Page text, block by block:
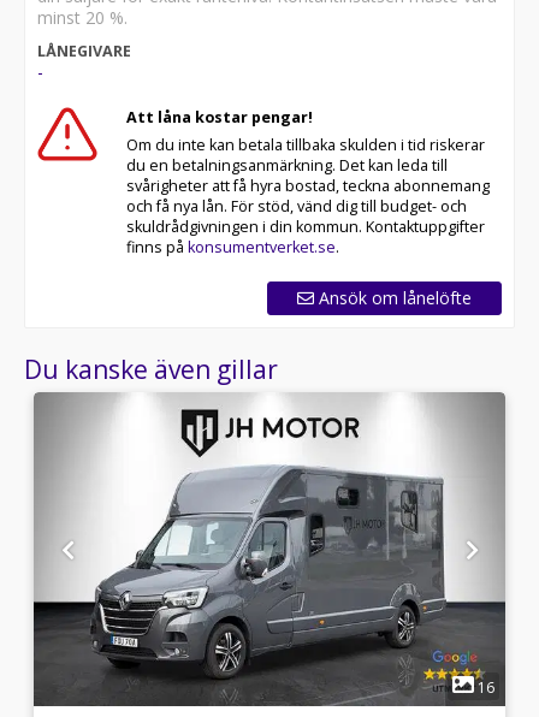
minst 20 %.
LÅNEGIVARE
-
Att låna kostar pengar!
Om du inte kan betala tillbaka skulden i tid riskerar
du en betalningsanmärkning. Det kan leda till
svårigheter att få hyra bostad, teckna abonnemang
och få nya lån. För stöd, vänd dig till budget- och
skuldrådgivningen i din kommun. Kontaktuppgifter
finns på konsumentverket.se.
Ansök om lånelöfte
Du kanske även gillar
1
16